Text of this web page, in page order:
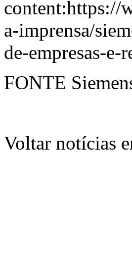
content:https://
a-imprensa/
de-empresas-
FONTE
Voltar notícias